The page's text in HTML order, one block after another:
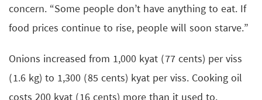
concern. “Some people don’t have anything to eat. If
food prices continue to rise, people will soon starve.”
Onions increased from 1,000 kyat (77 cents) per viss
(1.6 kg) to 1,300 (85 cents) kyat per viss. Cooking oil